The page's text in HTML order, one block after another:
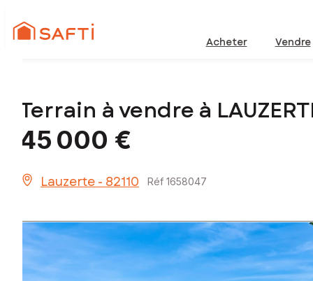
Acheter Vendre
Terrain à vendre à
45 000 €
Lauzerte - 82110 Réf 1658047